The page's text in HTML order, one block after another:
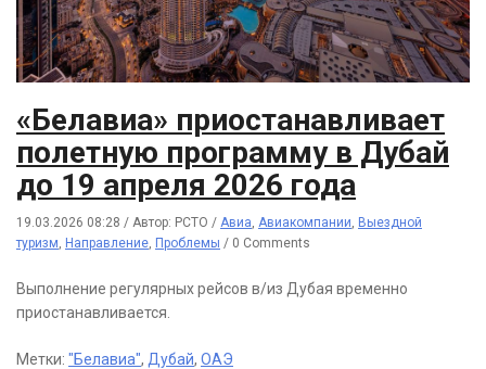
«Белавиа» приостанавливает
полетную программу в Дубай
до 19 апреля 2026 года
19.03.2026 08:28 / Автор: РСТО / Авиа, Авиакомпании, Выездной
туризм, Направление, Проблемы / 0 Comments
Выполнение регулярных рейсов в/из Дубая временно
приостанавливается.
Метки: "Белавиа", Дубай, ОАЭ